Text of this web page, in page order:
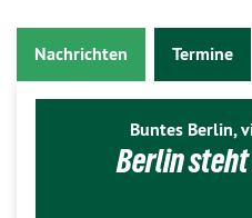
Nachrichten Termine
Buntes Berlin,
Berlin